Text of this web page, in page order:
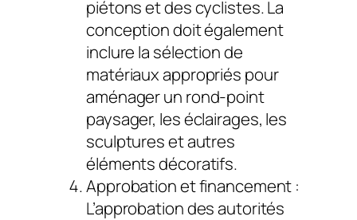
piétons et des cyclistes. La
conception doit également
inclure la sélection de
matériaux appropriés pour
aménager un rond-point
paysager, les éclairages, les
sculptures et autres
éléments décoratifs.
Approbation et financement :
L’approbation des autorités